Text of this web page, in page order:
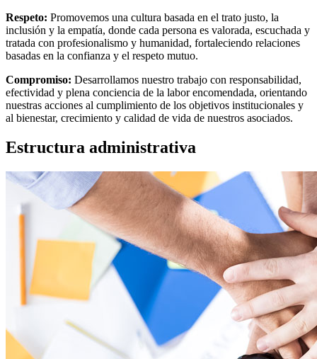
Respeto: Promovemos una cultura basada en el trato justo, la
inclusión y la empatía, donde cada persona es valorada, escuchada y
tratada con profesionalismo y humanidad, fortaleciendo relaciones
basadas en la confianza y el respeto mutuo.
Compromiso: Desarrollamos nuestro trabajo con responsabilidad,
efectividad y plena conciencia de la labor encomendada, orientando
nuestras acciones al cumplimiento de los objetivos institucionales y
al bienestar, crecimiento y calidad de vida de nuestros asociados.
Estructura administrativa